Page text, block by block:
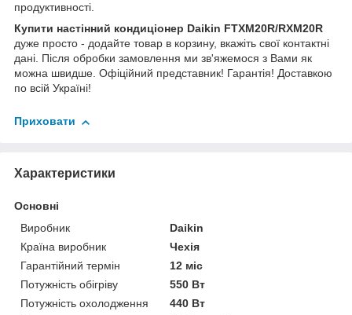
продуктивності.
Купити настінний кондиціонер Daikin FTXM20R/RXM20R
дуже просто - додайте товар в корзину, вкажіть свої контактні
дані. Після обробки замовлення ми зв'яжемося з Вами як
можна швидше. Офіційний представник! Гарантія! Доставкою
по всій Україні!
Приховати
Характеристики
Основні
Виробник
Daikin
Країна виробник
Чехія
Гарантійний термін
12 міс
Потужність обігріву
550 Вт
Потужність охолодження
440 Вт